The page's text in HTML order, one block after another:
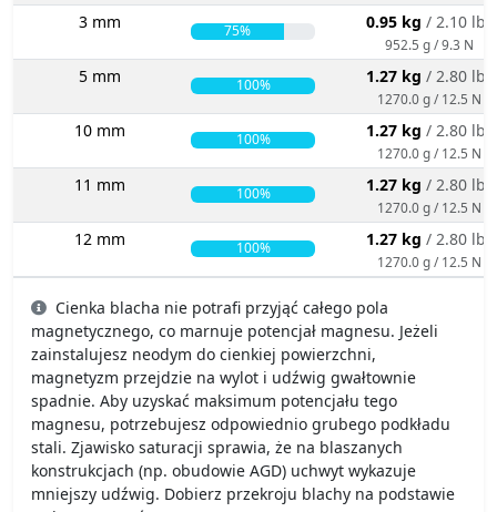
3 mm 75% 0.95 kg / 2.10 lbs
952.5 g / 9.3 N
5 mm 100% 1.27 kg / 2.80 lbs
1270.0 g / 12.5 N
10 mm 100% 1.27 kg / 2.80 lbs
1270.0 g / 12.5 N
11 mm 100% 1.27 kg / 2.80 lbs
1270.0 g / 12.5 N
12 mm 100% 1.27 kg / 2.80 lbs
1270.0 g / 12.5 N
Cienka blacha nie potrafi przyjąć całego pola
magnetycznego, co marnuje potencjał magnesu. Jeżeli
zainstalujesz neodym do cienkiej powierzchni,
magnetyzm przejdzie na wylot i udźwig gwałtownie
spadnie. Aby uzyskać maksimum potencjału tego
magnesu, potrzebujesz odpowiednio grubego podkładu
stali. Zjawisko saturacji sprawia, że na blaszanych
konstrukcjach (np. obudowie AGD) uchwyt wykazuje
mniejszy udźwig. Dobierz przekroju blachy na podstawie